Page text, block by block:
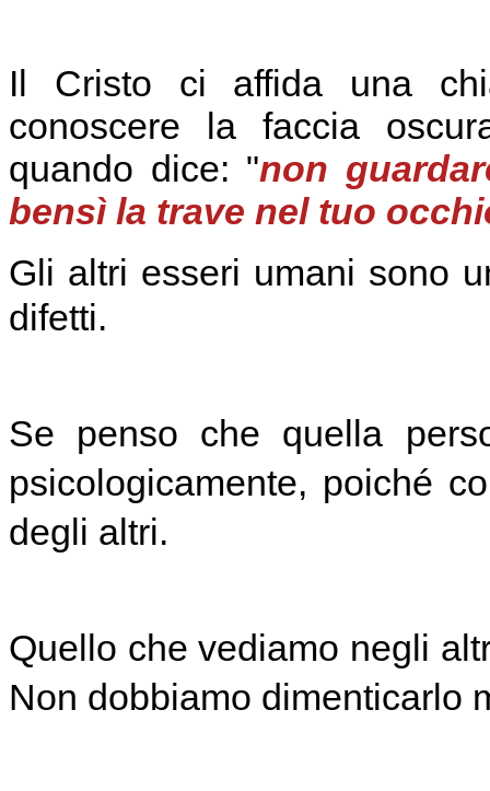
Il Cristo ci affida una
conoscere la faccia
quando dice: "non
bensì la trave nel tuo
Gli altri esseri umani sono
difetti.
Se penso che quella
psicologicamente, poiché
degli altri.
Quello che vediamo negli
Non dobbiamo dimenticarlo